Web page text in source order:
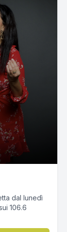
dal lunedì
106.6